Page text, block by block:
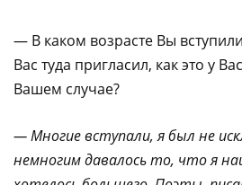
— В каком возрасте Вы
Вас туда пригласил, как это у
Вашем случае?
— Многие вступали, я был не
немногим давалось то, чтоя